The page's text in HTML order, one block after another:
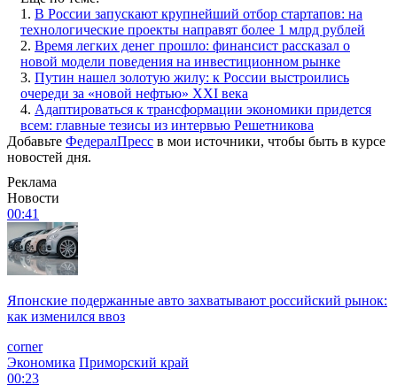
1. В России запускают крупнейший отбор стартапов: на
технологические проекты направят более 1 млрд рублей
2. Время легких денег прошло: финансист рассказал о
новой модели поведения на инвестиционном рынке
3. Путин нашел золотую жилу: к России выстроились
очереди за «новой нефтью» XXI века
4. Адаптироваться к трансформации экономики придется
всем: главные тезисы из интервью Решетникова
Добавьте ФедералПресс в мои источники, чтобы быть в курсе
новостей дня.
Реклама
Новости
00:41
Японские подержанные авто захватывают российский рынок:
как изменился ввоз
corner
Экономика Приморский край
00:23